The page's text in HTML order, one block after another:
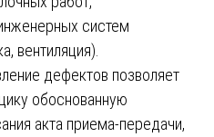
систем
вентиляция).
дефектов позволяет
обоснованную
акта приема-передачи,